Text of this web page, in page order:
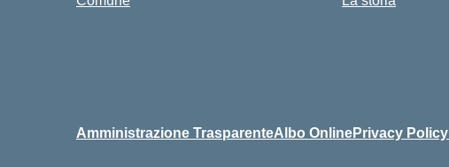
Amministrazione TrasparenteAlbo OnlinePrivacy Policy